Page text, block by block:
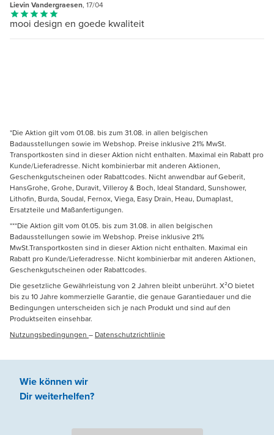
Lievin Vandergraesen, 17/04
mooi design en goede kwaliteit
*Die Aktion gilt vom 01.08. bis zum 31.08. in allen belgischen
Badausstellungen sowie im Webshop. Preise inklusive 21% MwSt.
Transportkosten sind in dieser Aktion nicht enthalten. Maximal ein Rabatt pro
Kunde/Lieferadresse. Nicht kombinierbar mit anderen Aktionen,
Geschenkgutscheinen oder Rabattcodes. Nicht anwendbar auf Geberit,
HansGrohe, Grohe, Duravit, Villeroy & Boch, Ideal Standard, Sunshower,
Lithofin, Burda, Soudal, Fernox, Viega, Easy Drain, Heau, Dumaplast,
Ersatzteile und Maßanfertigungen.
***Die Aktion gilt vom 01.05. bis zum 31.08. in allen belgischen
Badausstellungen sowie im Webshop. Preise inklusive 21%
MwSt.Transportkosten sind in dieser Aktion nicht enthalten. Maximal ein
Rabatt pro Kunde/Lieferadresse. Nicht kombinierbar mit anderen Aktionen,
Geschenkgutscheinen oder Rabattcodes.
Die gesetzliche Gewährleistung von 2 Jahren bleibt unberührt. X²O bietet
bis zu 10 Jahre kommerzielle Garantie, die genaue Garantiedauer und die
Bedingungen unterscheiden sich je nach Produkt und sind auf den
Produktseiten einsehbar.
Nutzungsbedingungen – Datenschutzrichtlinie
Wie können wir
Dir weiterhelfen?